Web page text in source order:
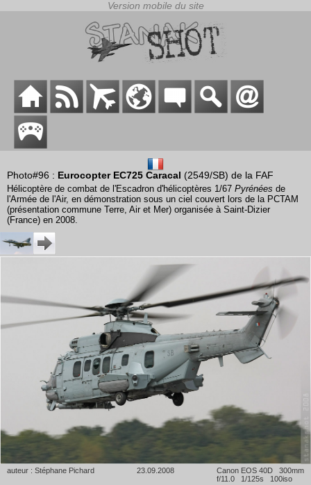
Photo#96 : Eurocopter EC725 Caracal (2549/SB) de la FAF
Hélicoptère de combat de l'Escadron d'hélicoptères 1/67 Pyrénées de
l'Armée de l'Air, en démonstration sous un ciel couvert lors de la PCTAM
(présentation commune Terre, Air et Mer) organisée à Saint-Dizier
(France) en 2008.
auteur : Stéphane Pichard 23.09.2008
Canon EOS 40D 300mm
f/11.0 1/125s 100iso